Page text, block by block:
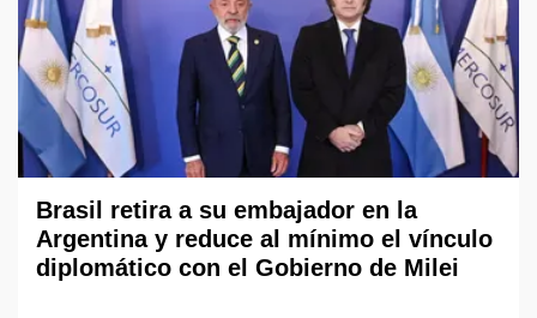
Brasil retira a su embajador en la
Argentina y reduce al mínimo el vínculo
diplomático con el Gobierno de Milei